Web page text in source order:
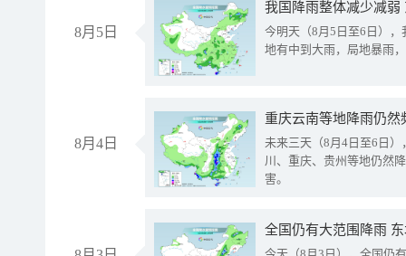
8月5日
我国降雨整体减少减弱
今明天（8月5日至6日）
地有中到大雨，局地暴雨
8月4日
重庆云南等地降雨仍然
未来三天（8月4日至6日
川、重庆、贵州等地仍然
害。
全国仍有大范围降雨